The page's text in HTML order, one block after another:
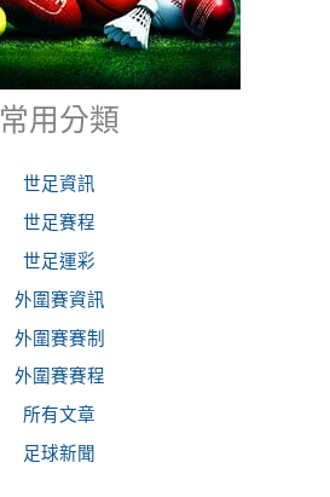
常用分類
世足資訊
世足賽程
世足運彩
外圍賽資訊
外圍賽賽制
外圍賽賽程
所有文章
足球新聞